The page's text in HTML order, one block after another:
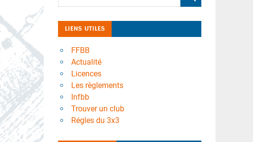
LIENS UTILES
FFBB
Actualité
Licences
Les règlements
Infbb
Trouver un club
Régles du 3x3